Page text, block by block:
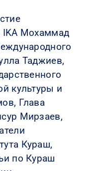
IKA Мохаммад
Таджиев,
культуры и
Глава
Мирзаев,
Кураш,
по Кураш